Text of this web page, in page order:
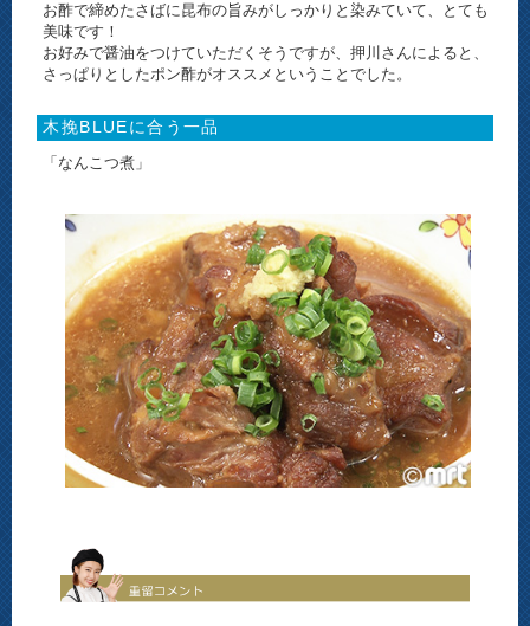
お酢で締めたさばに昆布の旨みがしっかりと染みていて、とても
美味です！
お好みで醤油をつけていただくそうですが、押川さんによると、
さっぱりとしたポン酢がオススメということでした。
木挽BLUEに合う一品
「なんこつ煮」